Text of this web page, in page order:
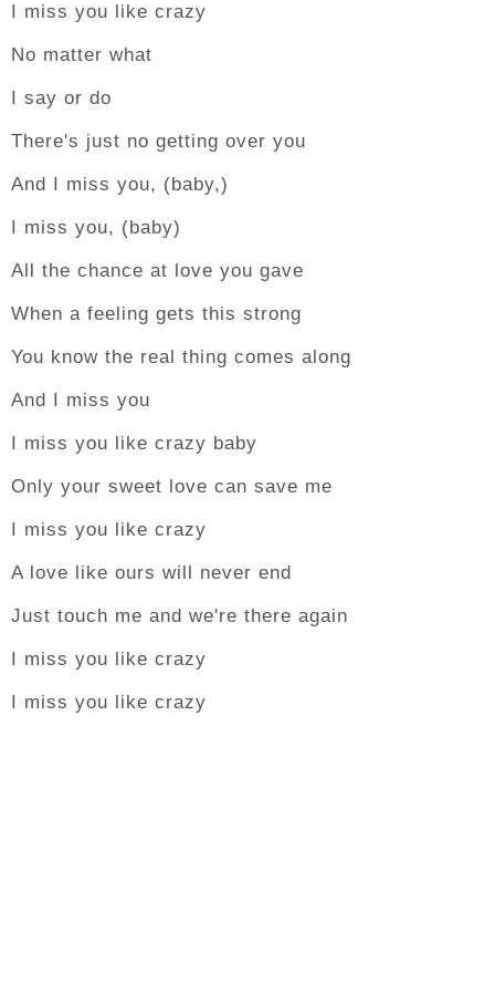
I miss you like crazy
No matter what
I say or do
There's just no getting over you
And I miss you, (baby,)
I miss you, (baby)
All the chance at love you gave
When a feeling gets this strong
You know the real thing comes along
And I miss you
I miss you like crazy baby
Only your sweet love can save me
I miss you like crazy
A love like ours will never end
Just touch me and we're there again
I miss you like crazy
I miss you like crazy